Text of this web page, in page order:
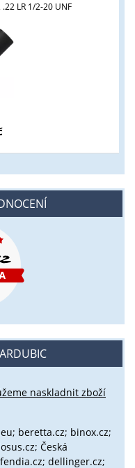
LR 1/2-20 UNF
naskladnit zboží
beretta.cz; binox.cz;
Česká
dellinger.cz;